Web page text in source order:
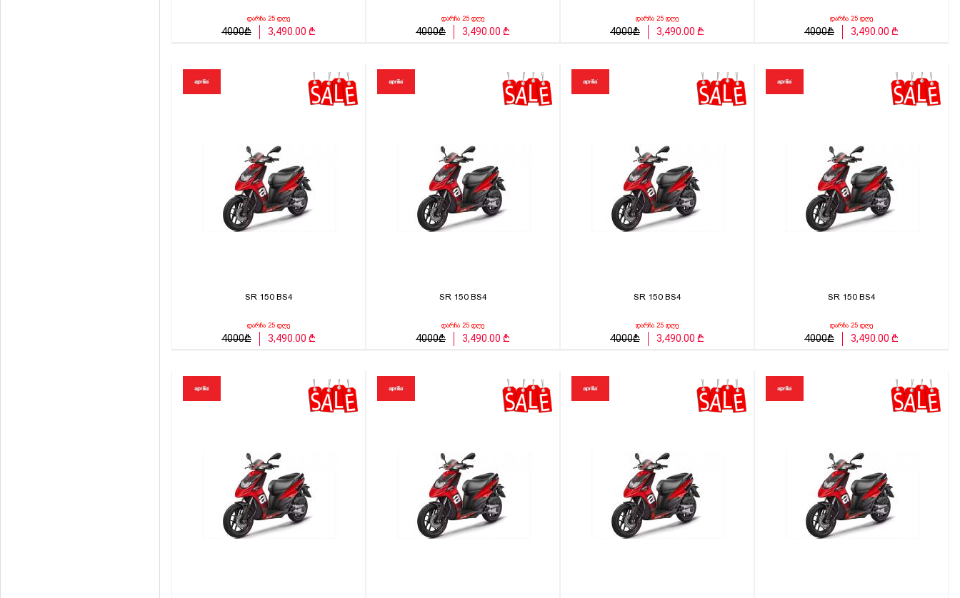
დარჩა 25 დღე
4000₾ 3,490.00 ₾
დარჩა 25 დღე
4000₾ 3,490.00 ₾
დარჩა 25 დღე
4000₾ 3,490.00 ₾
დარჩა 25 დღე
4000₾ 3,490.00 ₾
SR 150 BS4
დარჩა 25 დღე
4000₾ 3,490.00 ₾
SR 150 BS4
დარჩა 25 დღე
4000₾ 3,490.00 ₾
SR 150 BS4
დარჩა 25 დღე
4000₾ 3,490.00 ₾
SR 150 BS4
დარჩა 25 დღე
4000₾ 3,490.00 ₾